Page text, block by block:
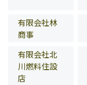
有限会社林
商事
有限会社北
川燃料住設
店